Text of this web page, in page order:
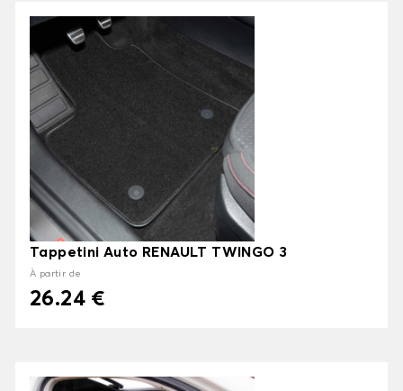
Tappetini Auto RENAULT TWINGO 3
À partir de
26.24 €